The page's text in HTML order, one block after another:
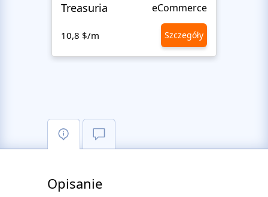
Treasuria eCommerce
10,8 $/m Szczegóły
Opisanie